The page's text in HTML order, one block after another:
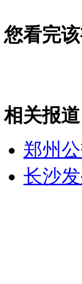
女孩北京地铁殴
无痛分娩是否安
您看完
相关报道
郑州
长沙